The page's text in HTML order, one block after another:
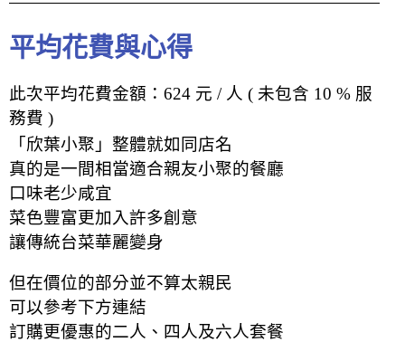
平均花費與心得
此次平均花費金額：624 元 / 人 ( 未包含 10 % 服
務費 )
「欣葉小聚」整體就如同店名
真的是一間相當適合親友小聚的餐廳
口味老少咸宜
菜色豐富更加入許多創意
讓傳統台菜華麗變身
但在價位的部分並不算太親民
可以參考下方連結
訂購更優惠的二人、四人及六人套餐